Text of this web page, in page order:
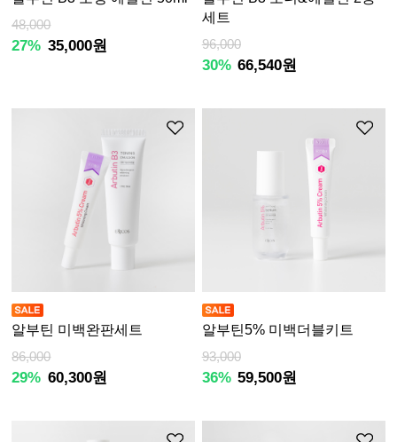
48,000
27% 35,000원
세트
96,000
30% 66,540원
알부틴 미백완판세트
86,000
29% 60,300원
알부틴5% 미백더블키트
93,000
36% 59,500원